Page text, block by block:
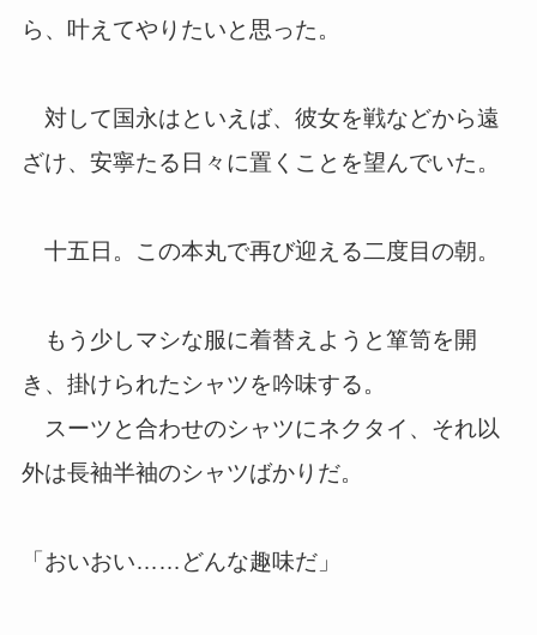
ら、叶えてやりたいと思った。
対して国永はといえば、彼女を戦などから遠
ざけ、安寧たる日々に置くことを望んでいた。
十五日。この本丸で再び迎える二度目の朝。
もう少しマシな服に着替えようと箪笥を開
き、掛けられたシャツを吟味する。
スーツと合わせのシャツにネクタイ、それ以
外は長袖半袖のシャツばかりだ。
「おいおい……どんな趣味だ」